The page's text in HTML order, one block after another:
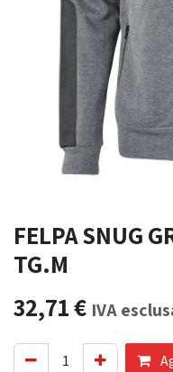
FELPA SNUG
TG.M
32,71€ IVA